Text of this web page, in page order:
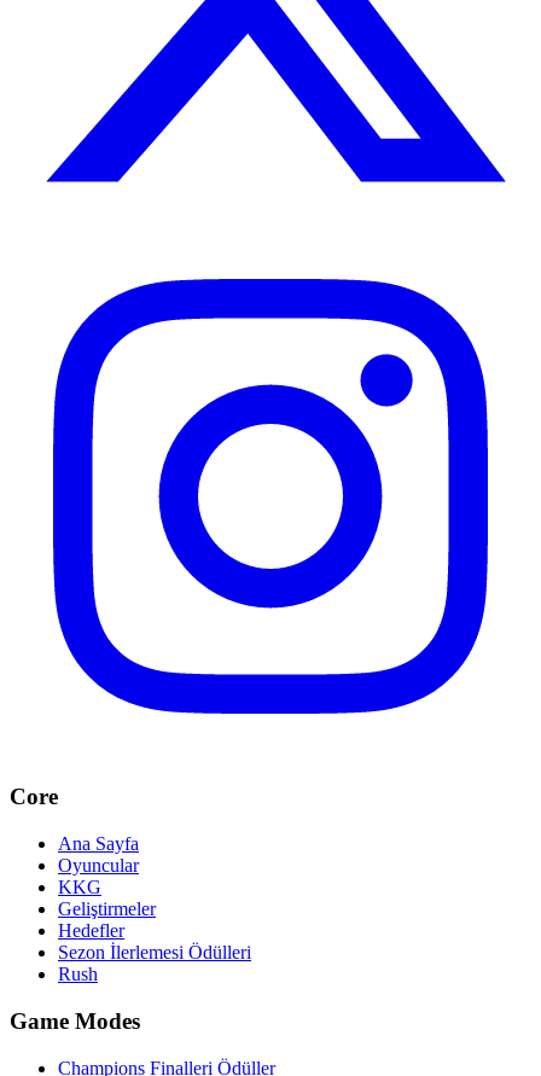
Core
Ana Sayfa
Oyuncular
KKG
Geliştirmeler
Hedefler
Sezon İlerlemesi Ödülleri
Rush
Game Modes
Champions Finalleri Ödüller